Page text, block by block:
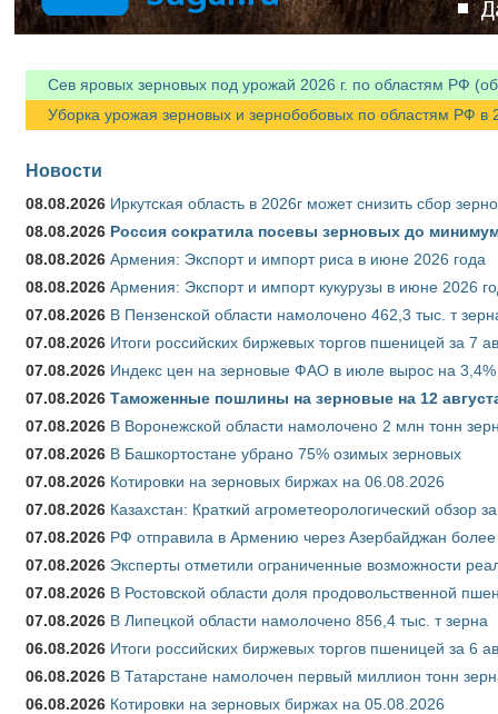
Сев яровых зерновых под урожай 2026 г. по областям РФ
Уборка урожая зерновых и зернобобовых по областям РФ в
Новости
08.08.2026 Иркутская область в 2026г может снизить сбор
08.08.2026 Россия сократила посевы зерновых до
08.08.2026 Армения: Экспорт и импорт риса в июне 2026 года
08.08.2026 Армения: Экспорт и импорт кукурузы в июне 2026
07.08.2026 В Пензенской области намолочено 462,3 тыс. т
07.08.2026 Итоги российских биржевых торгов пшеницей за 7
07.08.2026 Индекс цен на зерновые ФАО в июле вырос на 3,4%
07.08.2026 Таможенные пошлины на зерновые на 12
07.08.2026 В Воронежской области намолочено 2 млн тонн
07.08.2026 В Башкортостане убрано 75% озимых зерновых
07.08.2026 Котировки на зерновых биржах на 06.08.2026
07.08.2026 Казахстан: Краткий агрометеорологический обзор
07.08.2026 РФ отправила в Армению через Азербайджан более
07.08.2026 Эксперты отметили ограниченные возможности
07.08.2026 В Ростовской области доля продовольственной
07.08.2026 В Липецкой области намолочено 856,4 тыс. т зерна
06.08.2026 Итоги российских биржевых торгов пшеницей за 6
06.08.2026 В Татарстане намолочен первый миллион тонн
06.08.2026 Котировки на зерновых биржах на 05.08.2026